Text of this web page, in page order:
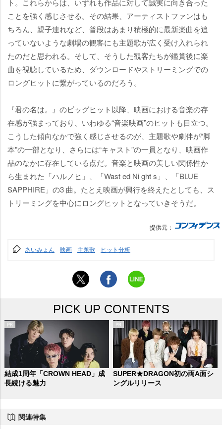
ト。これらからは、いずれも作品に対して誠実に向き合った
ことを強く感じさせる。その結果、アーティストファンはも
ちろん、親子連れなど、普段はあまり積極的に最新楽曲を追
っていないような劇場の観客にも主題歌が広く受け入れられ
たのだと思われる。そして、そうした観客たちが鑑賞後に楽
曲を視聴しているため、ダウンロードやストリーミングでの
ロングヒットに繋がっているのだろう。
『君の名は。』のビッグヒット以降、映画における音楽の存
在感が強まっており、いわゆる“音楽映画”のヒットも目立つ。
こうした傾向なかで強く感じさせるのが、主題歌や劇伴が“脚
本”の一部となり、さらには“キャスト”の一員となり、映画作
品のなかに存在している点だ。音楽と映画の美しい関係性か
ら生まれた「ハルノヒ」、「Wast ed Ni ght s」、「BLUE
SAPPHIRE」の3 曲。たとえ映画が興行を終えたとしても、ス
トリーミングを中心にロングヒットとなっていきそうだ。
提供元：
あいみょん 映画 主題歌 ヒット分析
PICK UP CONTENTS
結成1周年「CROWN HEAD」成
長続ける魅力
SUPER★DRAGON初の両A面シ
ングルリリース
関連特集